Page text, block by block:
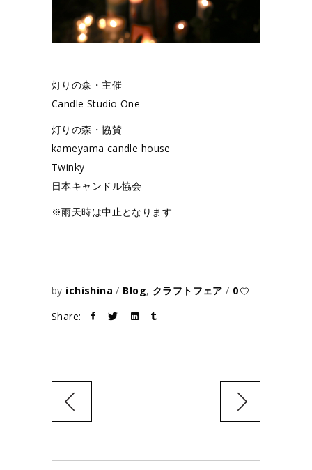
灯りの森・主催
Candle Studio One
灯りの森・協賛
kameyama candle house
Twinky
日本キャンドル協会
※雨天時は中止となります
by ichishina Blog, クラフトフェア
0
Share: